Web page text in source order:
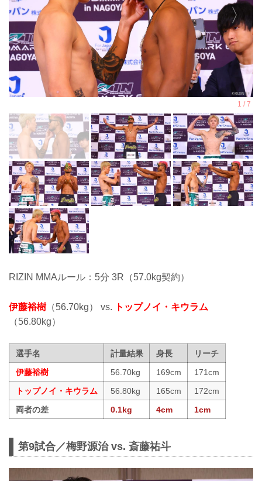
RIZIN MMAルール：5分 3R（57.0kg契約）
伊藤裕樹 （56.70kg） vs.
トップノイ・キウラム
（56.80kg）
選手名 計量結果 身長
リーチ
伊藤裕樹
56.70kg 169cm
171cm
トップノイ・キウラム
56.80kg 165cm
172cm
両者の差
0.1kg 4cm 1cm
第9試合／梅野源治 vs. 斎藤祐斗